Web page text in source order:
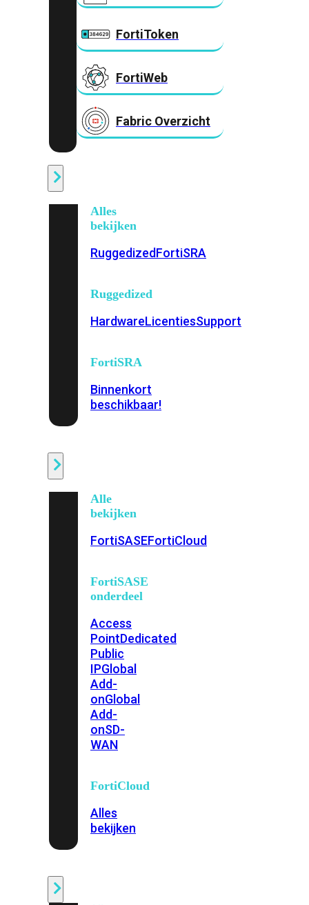
FortiToken
FortiWeb
Fabric Overzicht
Alles
bekijken
RuggedizedFortiSRA
Ruggedized
HardwareLicentiesSupport
FortiSRA
Binnenkort
beschikbaar!
Alle
bekijken
FortiSASEFortiCloud
FortiSASE
onderdeel
Access
PointDedicated
Public
IPGlobal
Add-
onGlobal
Add-
onSD-
WAN
FortiCloud
Alles
bekijken